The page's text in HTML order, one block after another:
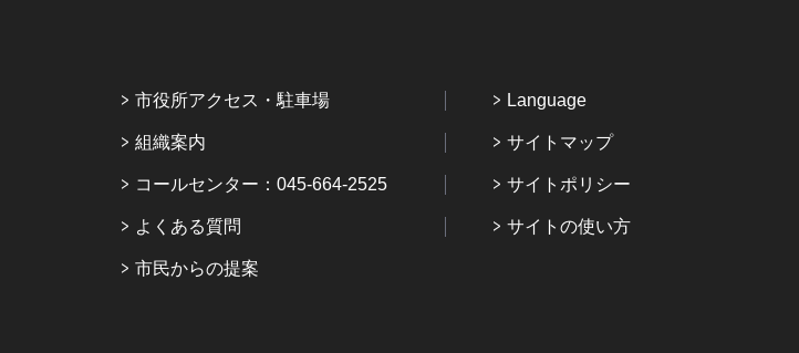
市役所アクセス・駐車場
組織案内
コールセンター：045-664-2525
よくある質問
市民からの提案
Language
サイトマップ
サイトポリシー
サイトの使い方